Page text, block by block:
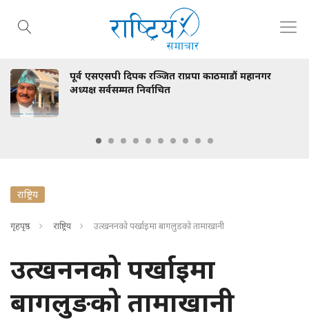
रञ्जित राप्रपा काठमाडौं महानगर
निर्वाचित
स्वास्थ्य
राष्ट्रिय
गृहपृष्ठ राष्ट्रिय उत्खननको पर्खाइमा बागलुङको तामाखानी
उत्खननको पर्खाइमा
बागलुङको तामाखानी